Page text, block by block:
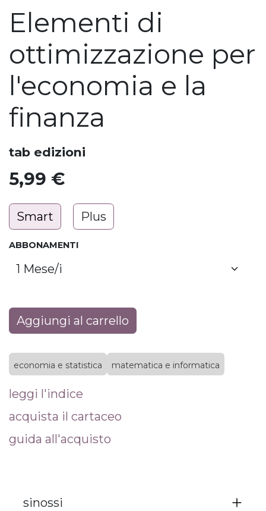
Elementi di
ottimizzazione per
l'economia e la
finanza
tab edizioni
5,99 €
Smart Plus
ABBONAMENTI
Aggiungi al carrello
economia e statistica matematica e informatica
leggi l'indice
acquista il cartaceo
guida all'acquisto
sinossi